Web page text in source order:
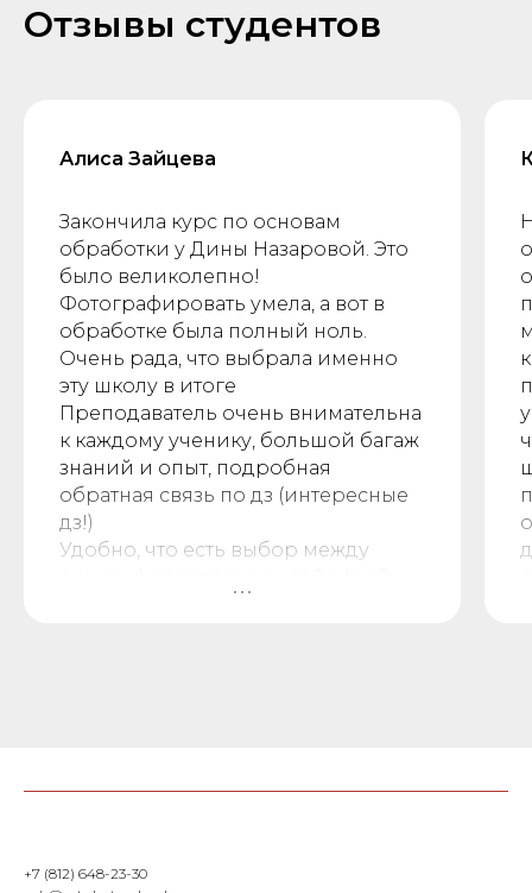
Отзывы студентов
Алиса Зайцева
Закончила курс по основам
обработки у Дины Назаровой. Это
было великолепно!
Фотографировать умела, а вот в
обработке была полный ноль.
Очень рада, что выбрала именно
эту школу в итоге
Преподаватель очень внимательна
к каждому ученику, большой багаж
знаний и опыт, подробная
обратная связь по дз (интересные
дз!)
Удобно, что есть выбор между
Рекомендую!
+7 (812) 648-23-30